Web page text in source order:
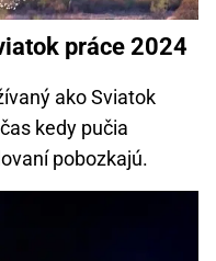
práce 2024
ako Sviatok
kedy pučia
pobozkajú.